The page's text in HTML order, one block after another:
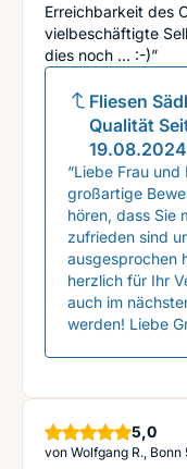
Erreichbarkeit des
vielbeschäftigte
dies noch ... :-)”
Fliesen
Qualität
19.08.2024
“Liebe Frau
großartige
hören, dass Sie
zufrieden sind
ausgesprochen
herzlich für Ihr
auch im
werden! Liebe
5,0
von Wolfgang R., Bonn